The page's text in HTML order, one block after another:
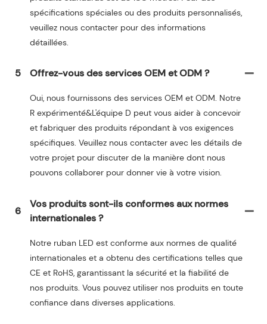
spécifications spéciales ou des produits personnalisés,
veuillez nous contacter pour des informations
détaillées.
5 Offrez-vous des services OEM et ODM ?
Oui, nous fournissons des services OEM et ODM. Notre
R expérimenté&L'équipe D peut vous aider à concevoir
et fabriquer des produits répondant à vos exigences
spécifiques. Veuillez nous contacter avec les détails de
votre projet pour discuter de la manière dont nous
pouvons collaborer pour donner vie à votre vision.
6
Vos produits sont-ils conformes aux normes
internationales ?
Notre ruban LED est conforme aux normes de qualité
internationales et a obtenu des certifications telles que
CE et RoHS, garantissant la sécurité et la fiabilité de
nos produits. Vous pouvez utiliser nos produits en toute
confiance dans diverses applications.